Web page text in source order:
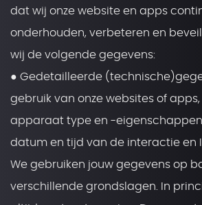
dat wij onze website en apps
onderhouden, verbeteren en
wij de volgende gegevens:
● Gedetailleerde
gebruik van onze websites of
apparaat type en -
datum en tijd van de interactie en
We gebruiken jouw gegevens op
verschillende grondslagen. In